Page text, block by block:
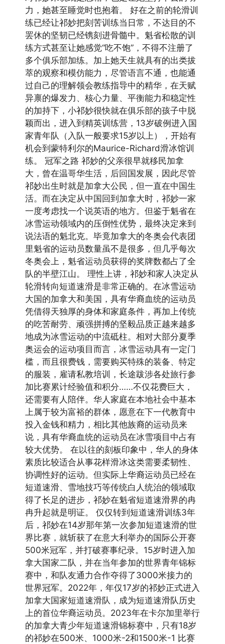
力，她甚至睡觉时也抱着。 好在之前的轮滑训
练已经让祁妙把刻苦训练当日常，不达目的不
罢休的坚韧已经镌刻进骨髓中。魁省松散的训
练方式甚至让她感觉“吃不饱”，不得不注册了
多个俱乐部加练。加上她天生就具有的出类拔
萃的观察和模仿能力，尽管语言不通，也能通
过自己的理解领会教练指导中的精华，在天赋
异禀的爆发力、核心力量、平衡能力和稳定性
的加持下，小祁妙很快就在俱乐部的孩子中脱
颖而出，进入到精英训练营，13岁破例进入国
家青年队（入队一般要求15岁以上），开始有
机会到蒙特利尔的Maurice-Richard滑冰馆训
练。 冠军之路 祁妙的父亲很早就移民加拿
大，曾在温哥华生活，后回国发展，因此尽管
祁妙出生时就是加拿大公民，但一直在中国生
活。而在决定从中国回到加拿大时，祁妙一家
一度考虑找一个说英语的地方。但鉴于魁省在
冰雪运动领域内的压倒性优势，最终决定来到
说法语的魁北克。毕竟加拿大的冬奥会代表团
里魁省的运动员数量虽不是很多，但几乎每次
冬奥会上，魁省运动员获得的奖牌数都占了全
队的半壁江山。 理性上讲，祁妙和家人决定从
轮滑转向短道速滑是非常正确的。在冰雪运动
大国的加拿大和美国，具有华裔血统的运动员
凭借得天独厚的身体和家庭条件，再加上传统
的吃苦耐劳、顽强拼搏的坚毅品质正越来越多
地成为冰雪运动的中流砥柱。相对大部分夏季
奥运会的运动项目而言，冰雪运动具有一定门
槛，而且很费钱，需要购买特殊的装备、特定
的服装，雇请私教培训，长途跋涉各处旅行参
加比赛累计经验值和积分……不仅花费巨大，
还需要有人陪伴。华人家庭在本地社会中基本
上属于较为富裕的群体，愿意在下一代教育中
投入金钱和精力，相比其他族裔的运动员来
说，具有华裔血统的运动员在冰雪项目中占有
较大优势。 在以往的刻板印象中，华人的身体
素质比较适合从事花样滑冰这类需要柔韧性、
协调性好的运动。但实际上华裔运动员已经在
短道速滑、雪地技巧等传统白人统治的领域取
得了长足的进步，祁妙在魁省短道速滑界的冉
冉升起就是明证。 仅仅转到短道速滑训练3年
后，祁妙在14岁那年第一次参加短道速滑的世
界比赛，就斩获了在意大利举办的国际公开赛
500米冠军，并打破赛事纪录。15岁时进入加
拿大国家二队，并在当年参加的世界青年锦标
赛中，和队友通力合作夺得了3000米接力的
世界冠军。2022年，年仅17岁的祁妙正式进入
加拿大国家短道速滑队，成为短道速滑队历史
上的首位华裔运动员。2023年在卡尔加里举行
的加拿大青少年短道速滑锦标赛中，只有18岁
的祁妙在500米、1000米-2和1500米-1 比赛